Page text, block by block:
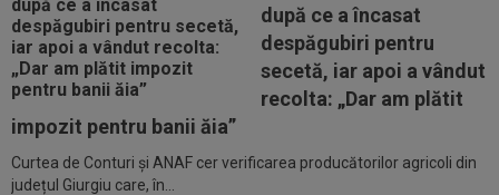
după ce a încasat
despăgubiri pentru
secetă, iar apoi a vândut
recolta: „Dar am plătit
impozit pentru banii ăia”
Curtea de Conturi și ANAF cer verificarea producătorilor agricoli din
județul Giurgiu care, în...
09:20
Real Madrid l-a lăsat să plece de la echipă și o
clauză rară a fost inclusă în...
09:16
40.000.000€ pentru transfer! Inter și Cristi
Chivu s-au pus de acord
10:08
Suma uriașă care i se reține lui Cornel Dinu din
pensie, după ce a pierdut...